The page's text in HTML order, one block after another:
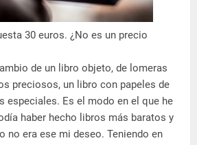
30 euros. ¿No es un precio
de un libro objeto, de lomeras
preciosos, un libro con papeles de
especiales. Es el modo en el que he
haber hecho libros más baratos y
no era ese mi deseo. Teniendo en